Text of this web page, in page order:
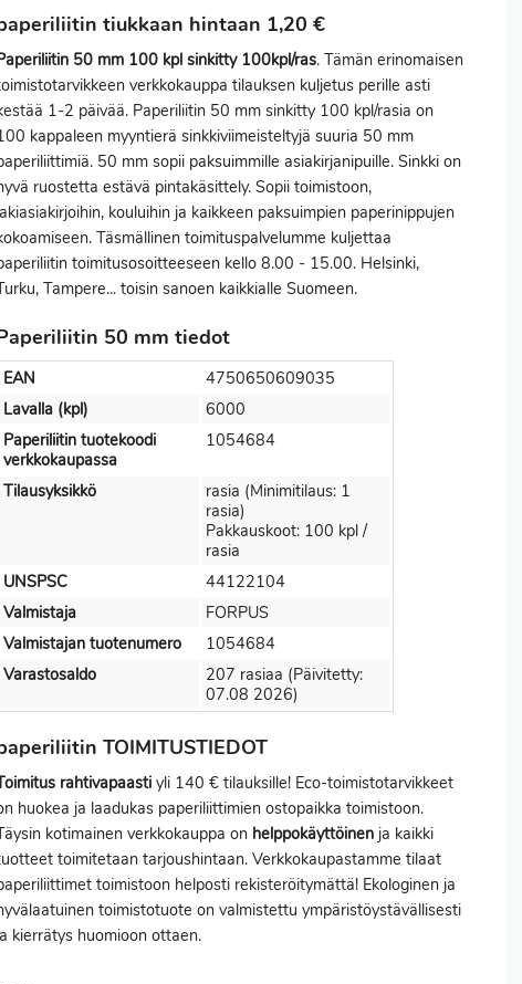
tiukkaan hintaan 1,20 €
50 mm 100 kpl sinkitty 100kpl/ras. Tämän erinomaisen
verkkokauppa tilauksen kuljetus perille asti
1-2 päivää. Paperiliitin 50 mm sinkitty 100 kpl/rasia on
kappaleen myyntierä sinkkiviimeisteltyjä suuria 50 mm
50 mm sopii paksuimmille asiakirjanipuille. Sinkki on
ruostetta estävä pintakäsittely. Sopii toimistoon,
kouluihin ja kaikkeen paksuimpien paperinippujen
Täsmällinen toimituspalvelumme kuljettaa
toimitusosoitteeseen kello 8.00 - 15.00. Helsinki,
Tampere... toisin sanoen kaikkialle Suomeen.
50 mm tiedot
EAN
4750650609035
Lavalla (kpl)
6000
Paperiliitin tuotekoodi
verkkokaupassa
1054684
Tilausyksikkö
rasia (Minimitilaus: 1
rasia)
Pakkauskoot: 100 kpl /
rasia
UNSPSC
44122104
Valmistaja
FORPUS
Valmistajan tuotenumero
1054684
Varastosaldo
207 rasiaa (Päivitetty:
07.08 2026)
TOIMITUSTIEDOT
rahtivapaasti yli 140 € tilauksille! Eco-toimistotarvikkeet
huokea ja laadukas paperiliittimien ostopaikka toimistoon.
kotimainen verkkokauppa on helppokäyttöinen ja kaikki
toimitetaan tarjoushintaan. Verkkokaupastamme tilaat
toimistoon helposti rekisteröitymättä! Ekologinen ja
toimistotuote on valmistettu ympäristöystävällisesti
kierrätys huomioon ottaen.